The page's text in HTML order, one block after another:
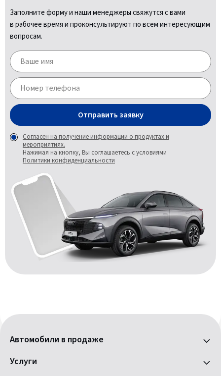
Заполните форму и наши менеджеры свяжутся с вами
в рабочее время и проконсультируют по всем интересующим
вопросам.
Отправить заявку
Согласен на получение информации о продуктах и
мероприятиях.
Нажимая на кнопку, Вы соглашаетесь с условиями
Политики конфиденциальности
Автомобили в продаже
Услуги